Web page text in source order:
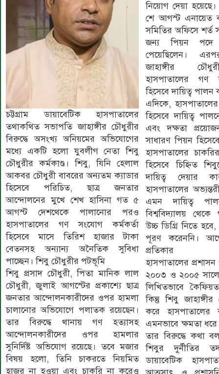
চট্টগ্রাম ডায়াবেটিক হাসপাতালের
তথাকথিত সভাপতি জাহাঙ্গীর চৌধুরীর
বিরুদ্ধে অসংখ্য অনিয়মের অভিযোগের
মধ্যে একটি হলো যুবলীগ নেতা শিবু
চৌধুরীর কর্মকাণ্ড। শিবু, যিনি হেলাল
আকবর চৌধুরী বাবরের অন্যতম ক্যাডার
হিসেবে পরিচিত, ছাত্র জনতার
আন্দোলনের মুখে শেখ হাসিনা গত ৫
আগস্ট দেশথেকে পালানোর পরও
হাসপাতালের গণ সংযোগ কর্মকর্তা
হিসেবে মাসে তিরিশ হাজার টাকা
বেতনসহ অন্যান্য অনৈতিক সুবিধা
পাচ্ছেন। শিবু চৌধুরীর পটভূমি
শিবু প্রসাদ চৌধুরী, পিতা মানিক লাল
চৌধুরী, জুলাই আগস্টের প্রকাশ্যে ছাত্র
জনতার আন্দোলনকারীদের ওপর হামলা
চালানোর অভিযোগে পলাতক রয়েছেন।
তার বিরুদ্ধে থানায় গণ হত্যাসহ
আন্দোলনকারীদের ওপর হামলার
সুনির্দিষ্ট অভিযোগ রয়েছে। তবে মজার
বিষয় হলো, তিনি চাকরতে নিয়মিত
হাজর না হওয়া এবং চাকরি না করেও
নিয়োগ দেয়া
শে আগস্ট এনায়েত
সমিতির অফিসে শর্ত
জন্য পিয়ন পদে
পেয়েছিলেন।
জাহাঙ্গীর
হাসপাতালের গণ
হিসেবে দায়িত্ব
এদিকে,
হিসেবে দায়িত্ব
এবং দক্ষতা
সাধারণ পিয়ন
হাসপাতালের
হিসেবে চিহ্নিত
দায়িত্ব দেয়ার
হাসপাতালের
এমন দায়িত্ব
বিশ্ববিদ্যালয়
উচ্চ ডিগ্রি নিতে
পূরণ করেননি।
প্রতিকার
হাসপাতালের প্রশাসন
২০০৩ ও ২০০৫
লিখিতভাবে
কিন্তু শিবু
করে হাসপাতালের
এমনভাবে ক্ষমতা
তার বিরুদ্ধে কথা
শিবুর দুর্নীতির
ডায়াবেটিক